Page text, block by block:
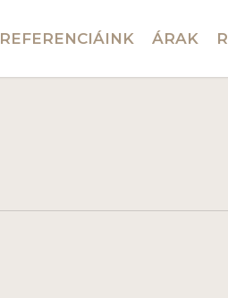
REFERENCIÁINK ÁRAK